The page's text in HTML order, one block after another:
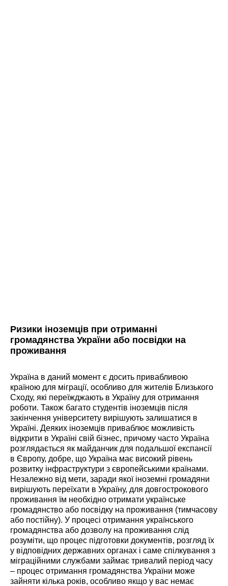
Ризики іноземців при отриманні
громадянства України або посвідки на
проживання
Україна в даний момент є досить привабливою
країною для міграції, особливо для жителів Близького
Сходу, які переїжджають в Україну для отримання
роботи. Також багато студентів іноземців після
закінчення університету вирішують залишатися в
Україні. Деяких іноземців приваблює можливість
відкрити в Україні свій бізнес, причому часто Україна
розглядається як майданчик для подальшої експансії
в Європу, добре, що Україна має високий рівень
розвитку інфраструктури з європейськими країнами.
Незалежно від мети, заради якої іноземні громадяни
вирішують переїхати в Україну, для довгострокового
проживання їм необхідно отримати українське
громадянство або посвідку на проживання (тимчасову
або постійну). У процесі отримання українського
громадянства або дозволу на проживання слід
розуміти, що процес підготовки документів, розгляд їх
у відповідних державних органах і саме спілкування з
міграційними службами займає тривалий період часу
– процес отримання громадянства України може
зайняти кілька років, особливо якщо у вас немає